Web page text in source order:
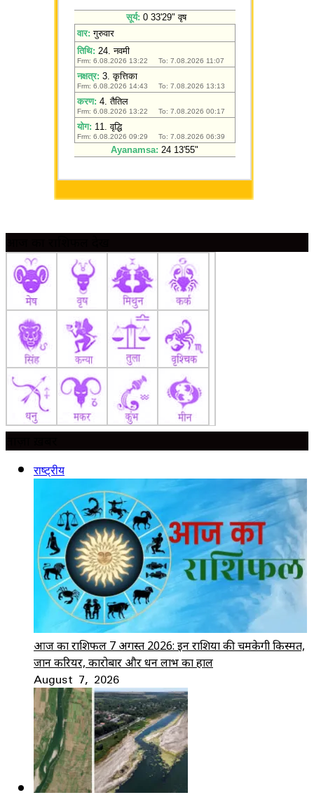
राष्ट्रीय
आज का राशिफल 7 अगस्त 2026: इन राशियों की चमकेगी किस्मत,
जानें करियर, कारोबार और धन लाभ का हाल
August 7, 2026